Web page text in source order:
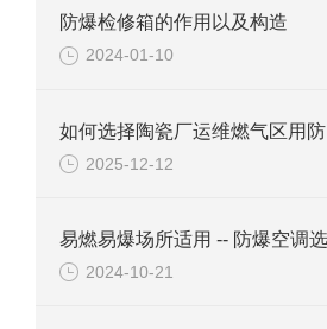
防爆检修箱的作用以及构造
2024-01-10
2025-12-12
2024-10-21